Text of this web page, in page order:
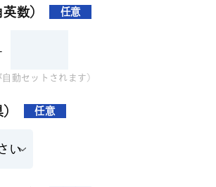
数） 任意
動セットされます)
任意